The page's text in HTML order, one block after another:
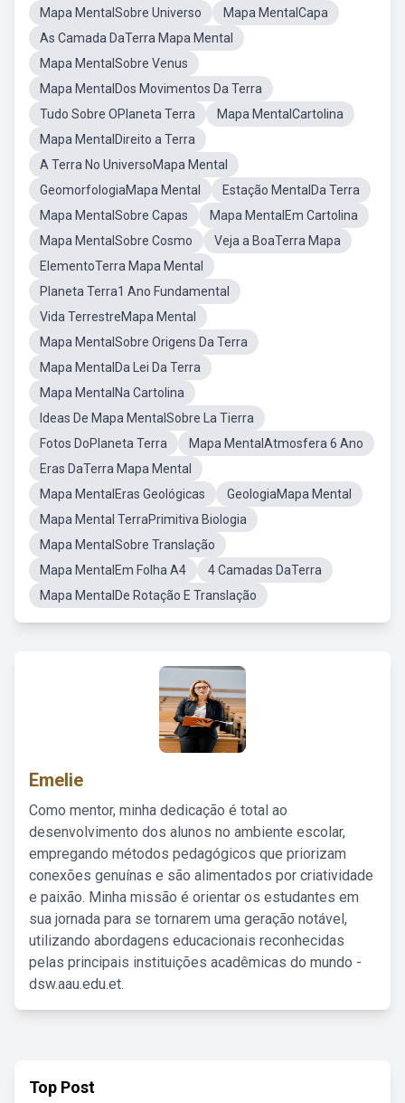
Mapa MentalSobre Universo
Mapa MentalCapa
As Camada DaTerra Mapa Mental
Mapa MentalSobre Venus
Mapa MentalDos Movimentos Da Terra
Tudo Sobre OPlaneta Terra
Mapa MentalCartolina
Mapa MentalDireito a Terra
A Terra No UniversoMapa Mental
GeomorfologiaMapa Mental
Estação MentalDa Terra
Mapa MentalSobre Capas
Mapa MentalEm Cartolina
Mapa MentalSobre Cosmo
Veja a BoaTerra Mapa
ElementoTerra Mapa Mental
Planeta Terra1 Ano Fundamental
Vida TerrestreMapa Mental
Mapa MentalSobre Origens Da Terra
Mapa MentalDa Lei Da Terra
Mapa MentalNa Cartolina
Ideas De Mapa MentalSobre La Tierra
Fotos DoPlaneta Terra
Mapa MentalAtmosfera 6 Ano
Eras DaTerra Mapa Mental
Mapa MentalEras Geológicas
GeologiaMapa Mental
Mapa Mental TerraPrimitiva Biologia
Mapa MentalSobre Translação
Mapa MentalEm Folha A4
4 Camadas DaTerra
Mapa MentalDe Rotação E Translação
Emelie
Como mentor, minha dedicação é total ao
desenvolvimento dos alunos no ambiente escolar,
empregando métodos pedagógicos que priorizam
conexões genuínas e são alimentados por criatividade
e paixão. Minha missão é orientar os estudantes em
sua jornada para se tornarem uma geração notável,
utilizando abordagens educacionais reconhecidas
pelas principais instituições acadêmicas do mundo -
dsw.aau.edu.et.
Top Post